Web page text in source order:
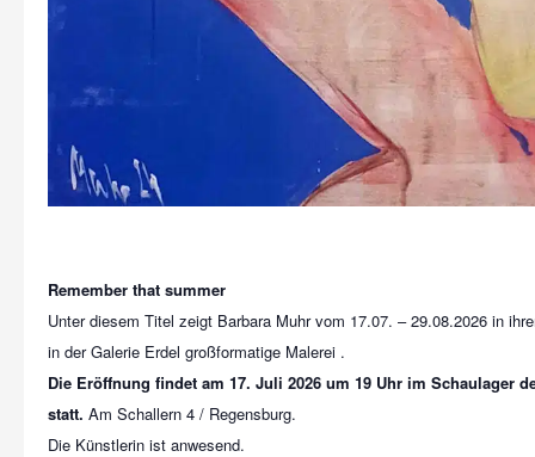
Remember that summer
Unter diesem Titel zeigt Barbara Muhr vom 17.07. – 29.08.2026 in
Die Eröffnung findet am 17. Juli 2026 um 19 Uhr im Schaulager
statt. Am Schallern 4 / Regensburg.
Die Künstlerin ist anwesend.